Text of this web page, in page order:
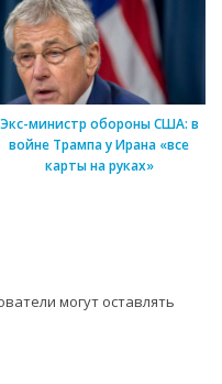
Экс-министр обороны США: в
войне Трампа у Ирана «все
карты на руках»
могут оставлять